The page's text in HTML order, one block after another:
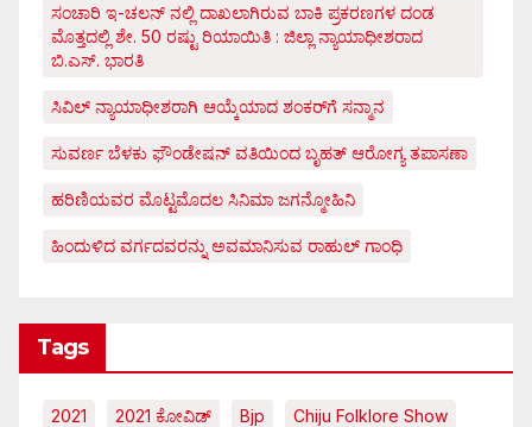
ಸಂಚಾರಿ ಇ-ಚಲನ್ ನಲ್ಲಿ ದಾಖಲಾಗಿರುವ ಬಾಕಿ ಪ್ರಕರಣಗಳ ದಂಡ
ಮೊತ್ತದಲ್ಲಿ ಶೇ. 50 ರಷ್ಟು ರಿಯಾಯಿತಿ : ಜಿಲ್ಲಾ ನ್ಯಾಯಾಧೀಶರಾದ
ಬಿ.ಎಸ್. ಭಾರತಿ
ಸಿವಿಲ್ ನ್ಯಾಯಾಧೀಶರಾಗಿ ಆಯ್ಕೆಯಾದ ಶಂಕರ್‌ಗೆ ಸನ್ಮಾನ
ಸುವರ್ಣ ಬೆಳಕು ಫೌಂಡೇಷನ್ ವತಿಯಿಂದ ಬೃಹತ್ ಆರೋಗ್ಯ ತಪಾಸಣಾ
ಹರಿಣಿಯವರ ಮೊಟ್ಟಮೊದಲ ಸಿನಿಮಾ ಜಗನ್ಮೋಹಿನಿ
ಹಿಂದುಳಿದ ವರ್ಗದವರನ್ನು ಅವಮಾನಿಸುವ ರಾಹುಲ್ ಗಾಂಧಿ
Tags
2021 2021 ಕೋವಿಡ್‌ Bjp Chiju Folklore Show